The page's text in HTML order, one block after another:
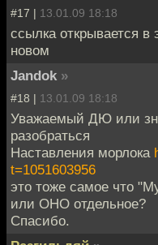
#17 | 13.01.09 18:18
ссылка открывается
новом
Jandok »
#18 | 13.01.09 18:18
Уважаемый ДЮ или
разобраться
Наставления морлока
t=1051603956
это тоже самое что
или ОНО отдельное?
Спасибо.